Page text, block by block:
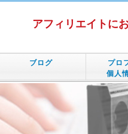
アフィリエイトに
ブログ
プロ
個人